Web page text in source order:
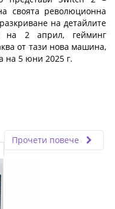
своята революционна
на детайлите
2 април, гейминг
от тази нова машина,
на 5 юни 2025 г.
Прочети повече